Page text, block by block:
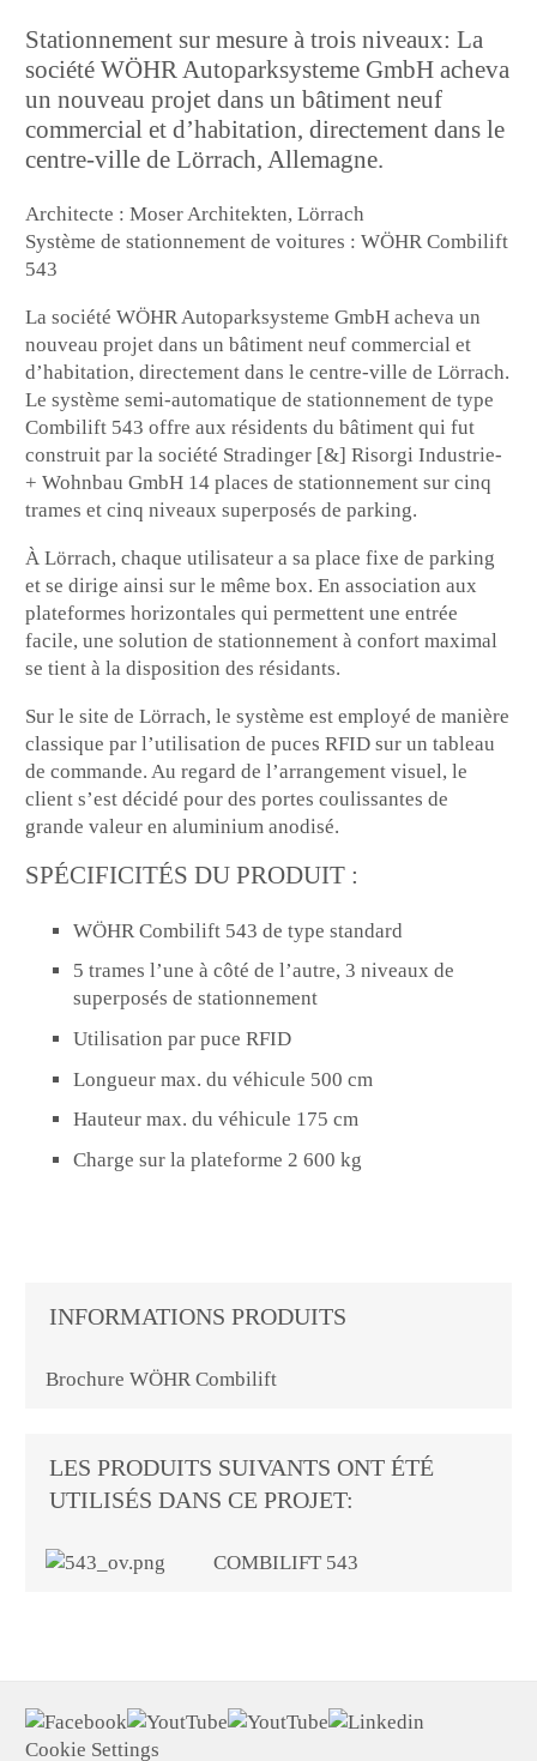
Stationnement sur mesure à trois niveaux: La
société WÖHR Autoparksysteme GmbH acheva
un nouveau projet dans un bâtiment neuf
commercial et d’habitation, directement dans le
centre-ville de Lörrach, Allemagne.
Architecte : Moser Architekten, Lörrach
Système de stationnement de voitures : WÖHR Combilift
543
La société WÖHR Autoparksysteme GmbH acheva un
nouveau projet dans un bâtiment neuf commercial et
d’habitation, directement dans le centre-ville de Lörrach.
Le système semi-automatique de stationnement de type
Combilift 543 offre aux résidents du bâtiment qui fut
construit par la société Stradinger [&] Risorgi Industrie-
+ Wohnbau GmbH 14 places de stationnement sur cinq
trames et cinq niveaux superposés de parking.
À Lörrach, chaque utilisateur a sa place fixe de parking
et se dirige ainsi sur le même box. En association aux
plateformes horizontales qui permettent une entrée
facile, une solution de stationnement à confort maximal
se tient à la disposition des résidants.
Sur le site de Lörrach, le système est employé de manière
classique par l’utilisation de puces RFID sur un tableau
de commande. Au regard de l’arrangement visuel, le
client s’est décidé pour des portes coulissantes de
grande valeur en aluminium anodisé.
SPÉCIFICITÉS DU PRODUIT :
WÖHR Combilift 543 de type standard
5 trames l’une à côté de l’autre, 3 niveaux de
superposés de stationnement
Utilisation par puce RFID
Longueur max. du véhicule 500 cm
Hauteur max. du véhicule 175 cm
Charge sur la plateforme 2 600 kg
INFORMATIONS PRODUITS
Brochure WÖHR Combilift
LES PRODUITS SUIVANTS ONT ÉTÉ
UTILISÉS DANS CE PROJET:
COMBILIFT 543
Cookie Settings